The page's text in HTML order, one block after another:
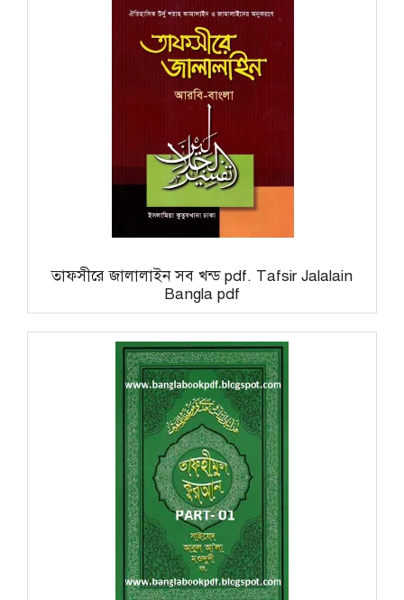
তাফসীরে জালালাইন সব খন্ড pdf. Tafsir Jalalain
Bangla pdf